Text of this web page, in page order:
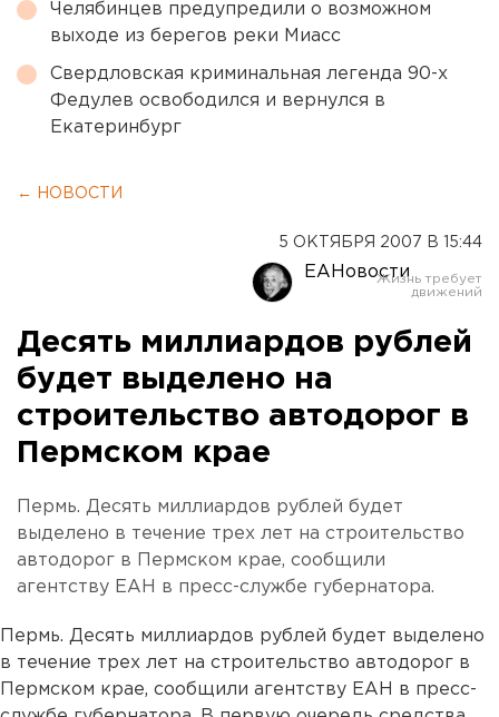
Челябинцев предупредили о возможном
выходе из берегов реки Миасс
Свердловская криминальная легенда 90-х
Федулев освободился и вернулся в
Екатеринбург
← НОВОСТИ
5 ОКТЯБРЯ 2007 В 15:44
ЕАНовости
Десять миллиардов рублей
будет выделено на
строительство автодорог в
Пермском крае
Пермь. Десять миллиардов рублей будет
выделено в течение трех лет на строительство
автодорог в Пермском крае, сообщили
агентству ЕАН в пресс-службе губернатора.
Пермь. Десять миллиардов рублей будет выделено
в течение трех лет на строительство автодорог в
Пермском крае, сообщили агентству ЕАН в пресс-